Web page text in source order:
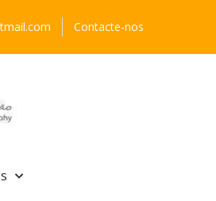
Contacte-nos